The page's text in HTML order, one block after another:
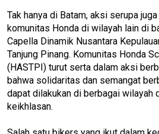
Tak hanya di Batam, aksi serupa
komunitas Honda di wilayah lain di
Capella Dinamik Nusantara
Tanjung Pinang. Komunitas Honda
(HASTPI) turut serta dalam aksi
bahwa solidaritas dan semangat
dapat dilakukan di berbagai wilayah
keikhlasan.